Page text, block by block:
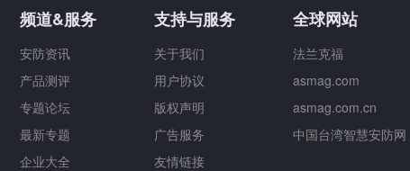
频道&服务
安防资讯
产品测评
专题论坛
最新专题
企业大全
支持与服务
关于我们
用户协议
版权声明
广告服务
友情链接
全球网站
法兰克福
asmag.com
asmag.com.cn
中国台湾智慧安防网